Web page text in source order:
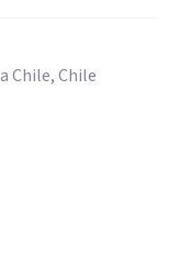
Chile, Chile